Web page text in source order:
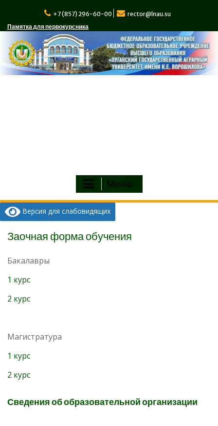
содержимому
+7 (857) 296-60-00
rector@lnau.su
Памятка для первокурсника
Меню
Версия для слабовидящих
Заочная форма обучения
Бакалавры
1 курс
2 курс
Магистратура
1 курс
2 курс
Сведения об образовательной организации